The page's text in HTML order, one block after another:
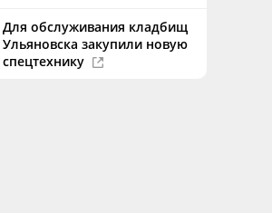
Для обслуживания кладбищ
Ульяновска закупили новую
спецтехнику